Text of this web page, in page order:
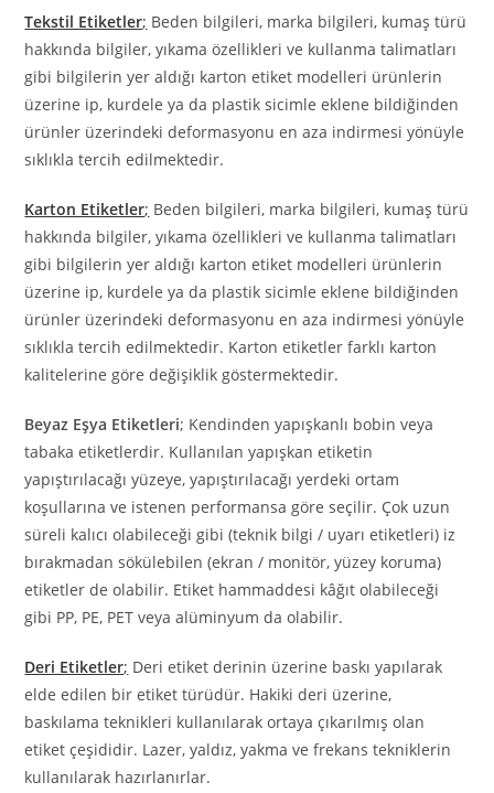
Tekstil Etiketler; Beden bilgileri, marka bilgileri, kumaş türü
hakkında bilgiler, yıkama özellikleri ve kullanma talimatları
gibi bilgilerin yer aldığı karton etiket modelleri ürünlerin
üzerine ip, kurdele ya da plastik sicimle eklene bildiğinden
ürünler üzerindeki deformasyonu en aza indirmesi yönüyle
sıklıkla tercih edilmektedir.
Karton Etiketler; Beden bilgileri, marka bilgileri, kumaş türü
hakkında bilgiler, yıkama özellikleri ve kullanma talimatları
gibi bilgilerin yer aldığı karton etiket modelleri ürünlerin
üzerine ip, kurdele ya da plastik sicimle eklene bildiğinden
ürünler üzerindeki deformasyonu en aza indirmesi yönüyle
sıklıkla tercih edilmektedir. Karton etiketler farklı karton
kalitelerine göre değişiklik göstermektedir.
Beyaz Eşya Etiketleri; Kendinden yapışkanlı bobin veya
tabaka etiketlerdir. Kullanılan yapışkan etiketin
yapıştırılacağı yüzeye, yapıştırılacağı yerdeki ortam
koşullarına ve istenen performansa göre seçilir. Çok uzun
süreli kalıcı olabileceği gibi (teknik bilgi / uyarı etiketleri) iz
bırakmadan sökülebilen (ekran / monitör, yüzey koruma)
etiketler de olabilir. Etiket hammaddesi kâğıt olabileceği
gibi PP, PE, PET veya alüminyum da olabilir.
Deri Etiketler; Deri etiket derinin üzerine baskı yapılarak
elde edilen bir etiket türüdür. Hakiki deri üzerine,
baskılama teknikleri kullanılarak ortaya çıkarılmış olan
etiket çeşididir. Lazer, yaldız, yakma ve frekans tekniklerin
kullanılarak hazırlanırlar.